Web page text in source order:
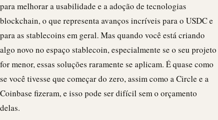
para melhorar a usabilidade e a adoção de tecnologias
blockchain, o que representa avanços incríveis para o USDCe
para as stablecoins em geral. Mas quando você está criando
algo novo no espaço stablecoin, especialmente se o seu projeto
for menor, essas soluções raramente se aplicam. É quase como
se você tivesse que começar do zero, assim como a Circle e a
Coinbase fizeram, e isso pode ser difícil sem o orçamento
delas.